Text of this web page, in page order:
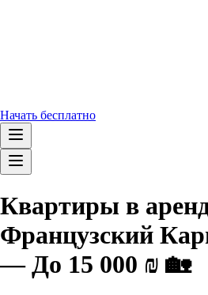
Начать бесплатно
Квартиры в
Французский
— До 15 000 ₪ 🏡